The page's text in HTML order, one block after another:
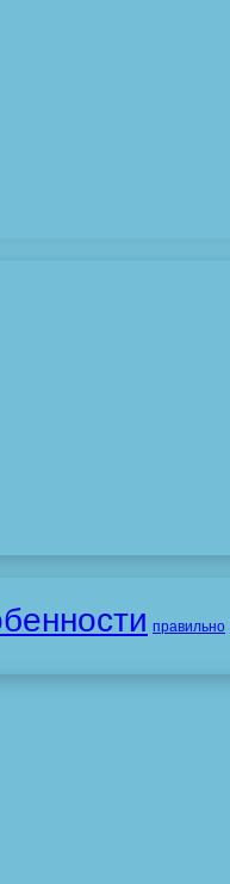
правильно